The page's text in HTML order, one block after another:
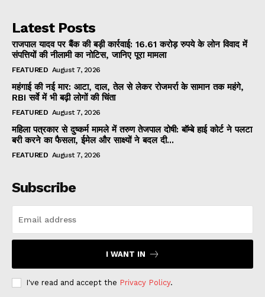
Latest Posts
राजपाल यादव पर बैंक की बड़ी कार्रवाई: 16.61 करोड़ रुपये के लोन विवाद में
संपत्तियों की नीलामी का नोटिस, जानिए पूरा मामला
FEATURED August 7, 2026
महंगाई की नई मार: आटा, दाल, तेल से लेकर रोजमर्रा के सामान तक महंगे,
RBI सर्वे में भी बढ़ी लोगों की चिंता
FEATURED August 7, 2026
महिला पत्रकार से दुष्कर्म मामले में तरुण तेजपाल दोषी: बॉम्बे हाई कोर्ट ने पलटा
बरी करने का फैसला, ईमेल और साक्ष्यों ने बदल दी...
FEATURED August 7, 2026
Subscribe
I WANT IN
I've read and accept the Privacy Policy.